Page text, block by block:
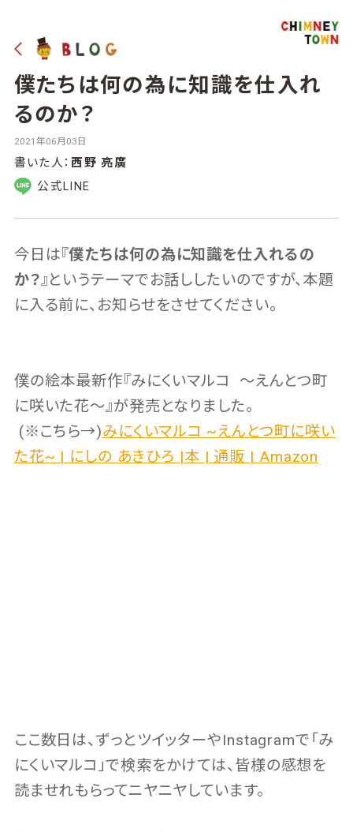
僕たちは何の為に知識を仕入れ
るのか？
2021年06月03日
書いた人： 西野 亮廣
公式LINE
今日は『僕たちは何の為に知識を仕入れるの
か？』というテーマでお話ししたいのですが、本題
に入る前に、お知らせをさせてください。
僕の絵本最新作『みにくいマルコ 〜えんとつ町
に咲いた花〜』が発売となりました。
(※こちら→)みにくいマルコ ~えんとつ町に咲い
た花~ | にしの あきひろ |本 | 通販 | Amazon
ここ数日は、ずっとツイッターやInstagramで「み
にくいマルコ」で検索をかけては、皆様の感想を
読ませれもらってニヤニヤしています。